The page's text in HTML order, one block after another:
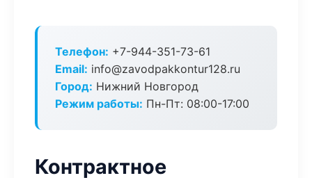
Телефон: +7-944-351-73-61
Email: info@zavodpakkontur128.ru
Город: Нижний Новгород
Режим работы: Пн-Пт: 08:00-17:00
Контрактное